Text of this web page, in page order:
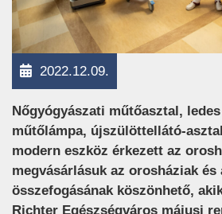
2022.12.09.
Nőgyógyászati műtőasztal,
műtőlámpa, újszülöttellátó-
modern eszköz érkezett az
megvásárlásuk az orosháziak és
összefogásának köszönhető,
Richter Egészségváros májusi